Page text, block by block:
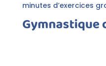
minutes d’exercices
Gymnastique